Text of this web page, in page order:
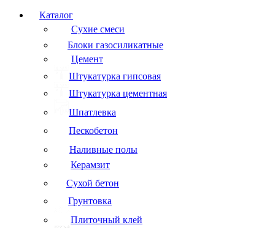
Каталог
Сухие смеси
Блоки газосиликатные
Цемент
Штукатурка гипсовая
Штукатурка цементная
Шпатлевка
Пескобетон
Наливные полы
Керамзит
Сухой бетон
Грунтовка
Плиточный клей